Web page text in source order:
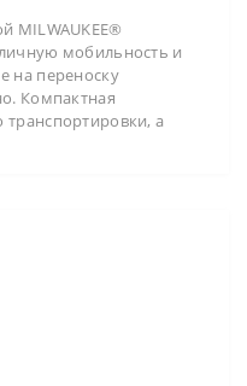
MILWAUKEE®
мобильность и
на переноску
Компактная
а